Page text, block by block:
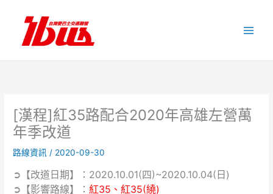
內
[漢程]紅35路配合2020年高雄左營萬
年季改道
路線資訊 / 2020-09-30
➲【改道日期】：2020.10.01(四)~2020.10.04(日)
➲【影響路線】：紅35、紅35(繞)